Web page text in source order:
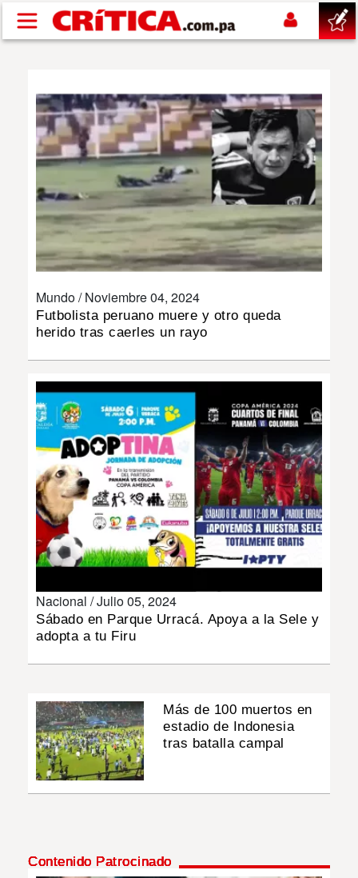
Pasar al contenido principal
SUCESOS
NACIONAL
POLÍTICA
SHOW
DEPORTES
MULTIMEDIA
IMPRESO
Mundo /Noviembre 04, 2024
Futbolista peruano muere y otro queda
herido tras caerles un rayo
Nacional /Julio 05, 2024
Sábado en Parque Urracá. Apoya a la Sele y
adopta a tu Firu
Más de 100 muertos en
estadio de Indonesia
tras batalla campal
Contenido Patrocinado